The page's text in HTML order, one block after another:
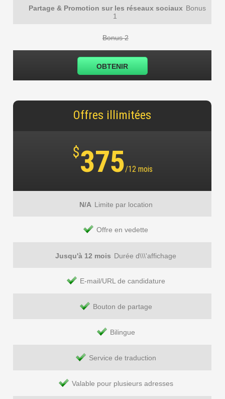
Partage & Promotion sur les réseaux sociaux Bonus
1
Bonus 2
OBTENIR
Offres illimitées
$375/12 mois
N/A Limite par location
Offre en vedette
Jusqu'à 12 mois Durée d\\\'affichage
E-mail/URL de candidature
Bouton de partage
Bilingue
Service de traduction
Valable pour plusieurs adresses